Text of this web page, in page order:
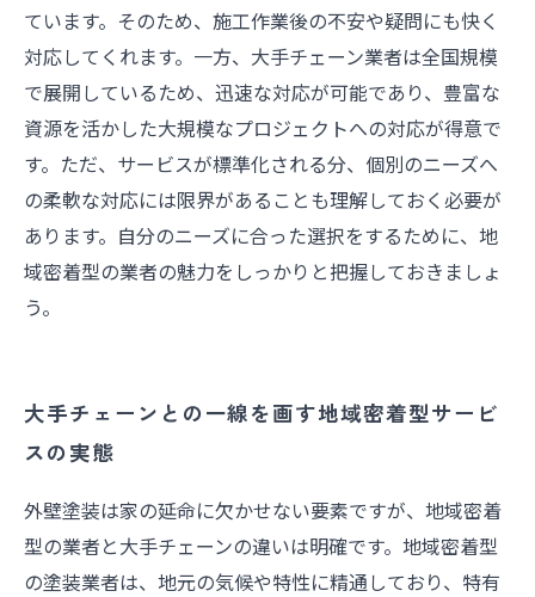
ています。そのため、施工作業後の不安や疑問にも快く
対応してくれます。一方、大手チェーン業者は全国規模
で展開しているため、迅速な対応が可能であり、豊富な
資源を活かした大規模なプロジェクトへの対応が得意で
す。ただ、サービスが標準化される分、個別のニーズへ
の柔軟な対応には限界があることも理解しておく必要が
あります。自分のニーズに合った選択をするために、地
域密着型の業者の魅力をしっかりと把握しておきましょ
う。
大手チェーンとの一線を画す地域密着型サービ
スの実態
外壁塗装は家の延命に欠かせない要素ですが、地域密着
型の業者と大手チェーンの違いは明確です。地域密着型
の塗装業者は、地元の気候や特性に精通しており、特有